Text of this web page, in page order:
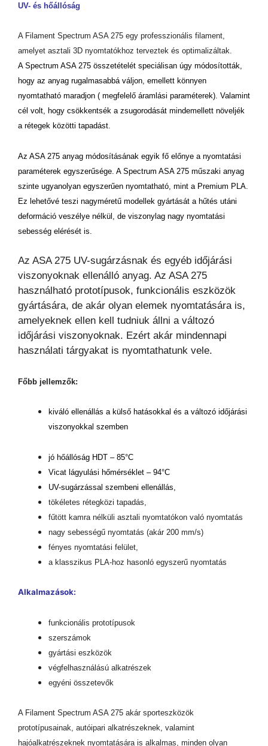
UV- és hőállóság
A Filament Spectrum ASA 275 egy professzionális filament,
amelyet asztali 3D nyomtatókhoz terveztek és optimalizáltak.
A Spectrum ASA 275 összetételét speciálisan úgy módosították,
hogy az anyag rugalmasabbá váljon, emellett könnyen
nyomtatható maradjon ( megfelelő áramlási paraméterek). Valamint
cél volt, hogy csökkentsék a zsugorodását mindemellett növeljék
a rétegek közötti tapadást.
Az ASA 275 anyag módosításának egyik fő előnye a nyomtatási
paraméterek egyszerűsége. A Spectrum ASA 275 műszaki anyag
szinte ugyanolyan egyszerűen nyomtatható, mint a Premium PLA.
Ez lehetővé teszi nagyméretű modellek gyártását a hűtés utáni
deformáció veszélye nélkül, de viszonylag nagy nyomtatási
sebesség elérését is.
Az ASA 275 UV-sugárzásnak és egyéb időjárási
viszonyoknak ellenálló anyag. Az ASA 275
használható prototípusok, funkcionális eszközök
gyártására, de akár olyan elemek nyomtatására is,
amelyeknek ellen kell tudniuk állni a változó
időjárási viszonyoknak. Ezért akár mindennapi
használati tárgyakat is nyomtathatunk vele.
Főbb jellemzők:
kiváló ellenállás a külső hatásokkal és a változó időjárási
viszonyokkal szemben
jó hőállóság HDT – 85°C
Vicat lágyulási hőmérséklet – 94°C
UV-sugárzással szembeni ellenállás,
tökéletes rétegközi tapadás,
fűtött kamra nélküli asztali nyomtatókon való nyomtatás
nagy sebességű nyomtatás (akár 200 mm/s)
fényes nyomtatási felület,
a klasszikus PLA-hoz hasonló egyszerű nyomtatás
Alkalmazások:
funkcionális prototípusok
szerszámok
gyártási eszközök
végfelhasználású alkatrészek
egyéni összetevők
A Filament Spectrum ASA 275 akár sporteszközök
prototípusainak, autóipari alkatrészeknek, valamint
hajóalkatrészeknek nyomtatására is alkalmas, minden olyan